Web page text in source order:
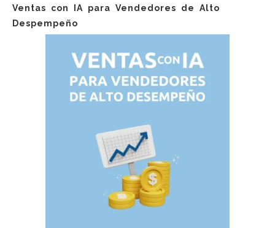
Ventas con IA para Vendedores de Alto
Despempeño